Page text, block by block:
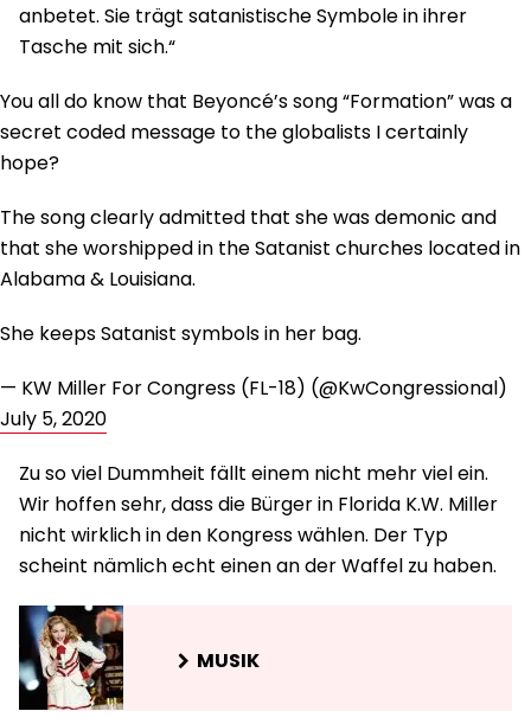
anbetet. Sie trägt satanistische Symbole in ihrer
Tasche mit sich.“
You all do know that Beyoncé’s song “Formation” was a
secret coded message to the globalists I certainly
hope?
The song clearly admitted that she was demonic and
that she worshipped in the Satanist churches located in
Alabama & Louisiana.
She keeps Satanist symbols in her bag.
— KW Miller For Congress (FL-18) (@KwCongressional)
July 5, 2020
Zu so viel Dummheit fällt einem nicht mehr viel ein.
Wir hoffen sehr, dass die Bürger in Florida K.W. Miller
nicht wirklich in den Kongress wählen. Der Typ
scheint nämlich echt einen an der Waffel zu haben.
MUSIK